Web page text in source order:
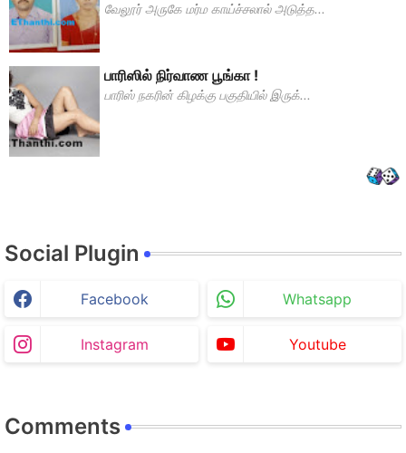
வேலூர் அருகே மர்ம காய்ச்சலால் அடுத்த...
பாரிஸில் நிர்வாண பூங்கா !
பாரிஸ் நகரின் கிழக்கு பகுதியில் இருக்...
Social Plugin
Facebook Whatsapp
Instagram Youtube
Comments